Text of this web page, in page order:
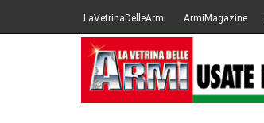
LaVetrinaDelleArmi ArmiMagazine